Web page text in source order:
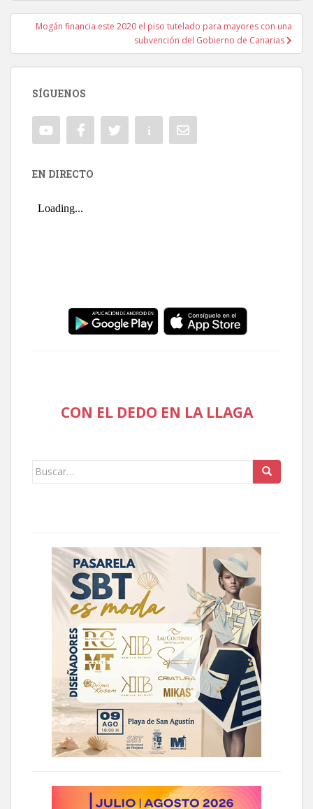
Mogán financia este 2020 el piso tutelado para mayores con una
subvención del Gobierno de Canarias
SÍGUENOS
EN DIRECTO
CON EL DEDO EN LA LLAGA
Buscar: